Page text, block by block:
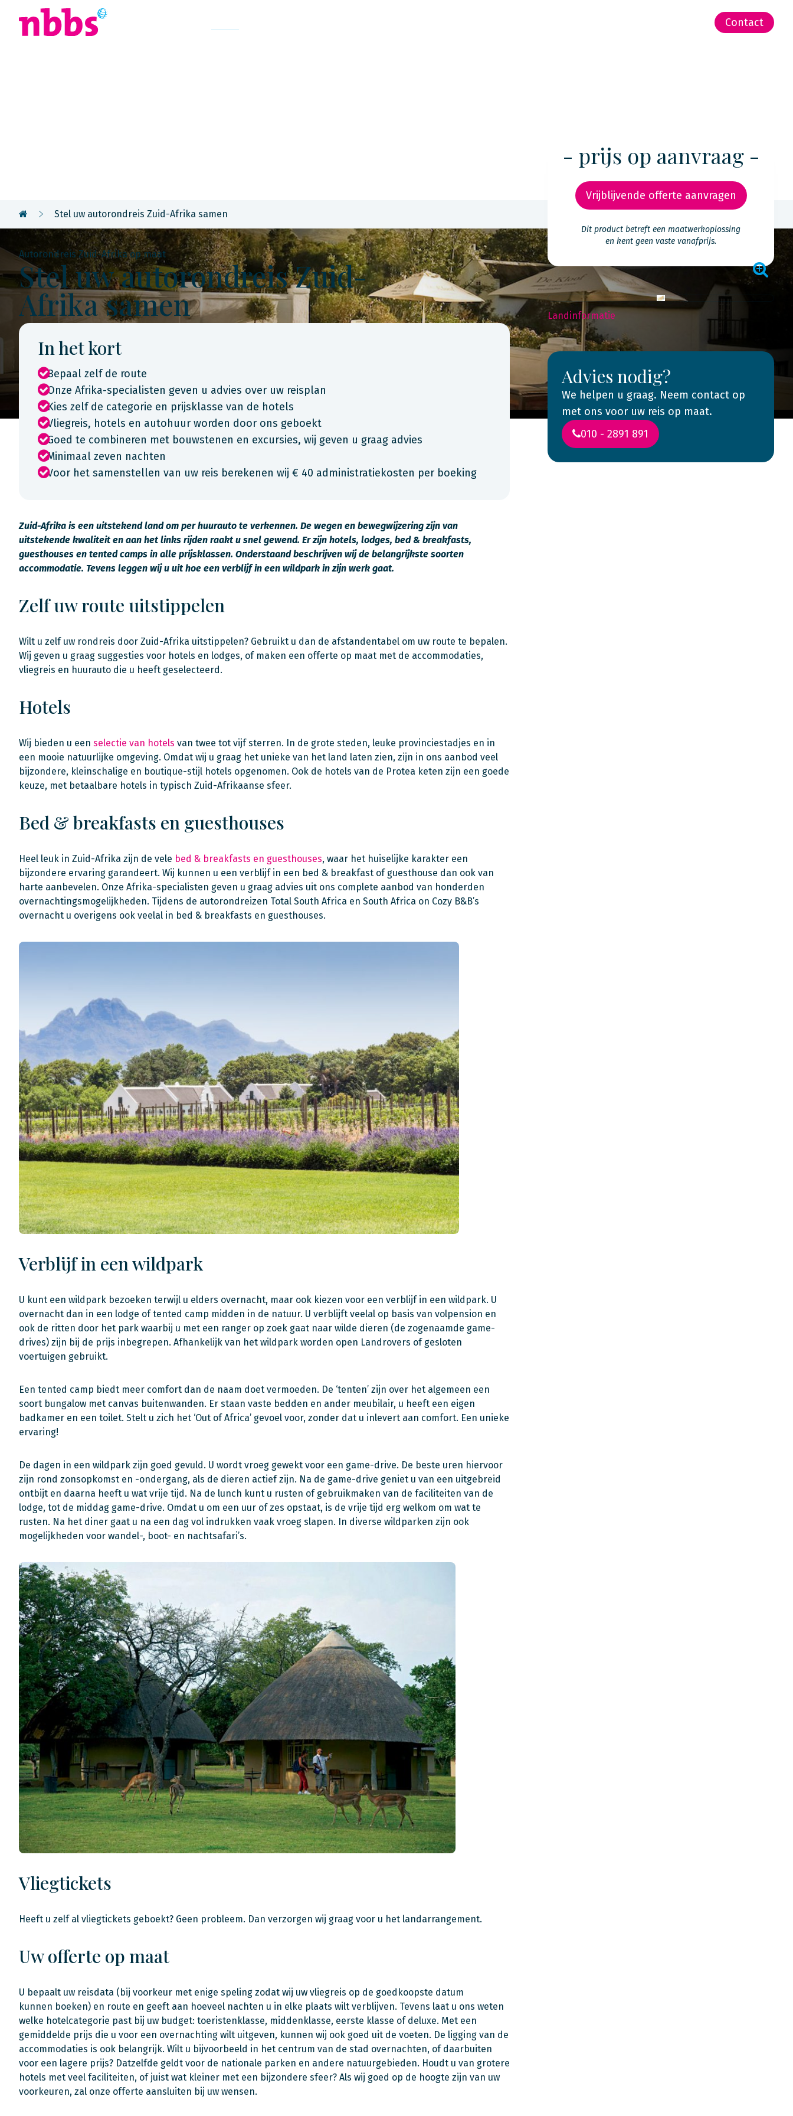
Contact
Stel uw autorondreis Zuid-Afrika samen
Autorondreis Zuid-Afrika op maat
Stel uw autorondreis Zuid-
Afrika samen
In het kort
Bepaal zelf de route
Onze Afrika-specialisten geven u advies over uw reisplan
Kies zelf de categorie en prijsklasse van de hotels
Vliegreis, hotels en autohuur worden door ons geboekt
Goed te combineren met bouwstenen en excursies, wij geven u graag advies
Minimaal zeven nachten
Voor het samenstellen van uw reis berekenen wij € 40 administratiekosten per boeking
Zuid-Afrika is een uitstekend land om per huurauto te verkennen. De wegen en bewegwijzering zijn van
uitstekende kwaliteit en aan het links rijden raakt u snel gewend. Er zijn hotels, lodges, bed & breakfasts,
guesthouses en tented camps in alle prijsklassen. Onderstaand beschrijven wij de belangrijkste soorten
accommodatie. Tevens leggen wij u uit hoe een verblijf in een wildpark in zijn werk gaat.
Zelf uw route uitstippelen
Wilt u zelf uw rondreis door Zuid-Afrika uitstippelen? Gebruikt u dan de afstandentabel om uw route te bepalen.
Wij geven u graag suggesties voor hotels en lodges, of maken een offerte op maat met de accommodaties,
vliegreis en huurauto die u heeft geselecteerd.
Hotels
Wij bieden u een selectie van hotels van twee tot vijf sterren. In de grote steden, leuke provinciestadjes en in
een mooie natuurlijke omgeving. Omdat wij u graag het unieke van het land laten zien, zijn in ons aanbod veel
bijzondere, kleinschalige en boutique-stijl hotels opgenomen. Ook de hotels van de Protea keten zijn een goede
keuze, met betaalbare hotels in typisch Zuid-Afrikaanse sfeer.
Bed & breakfasts en guesthouses
Heel leuk in Zuid-Afrika zijn de vele bed & breakfasts en guesthouses, waar het huiselijke karakter een
bijzondere ervaring garandeert. Wij kunnen u een verblijf in een bed & breakfast of guesthouse dan ook van
harte aanbevelen. Onze Afrika-specialisten geven u graag advies uit ons complete aanbod van honderden
overnachtingsmogelijkheden. Tijdens de autorondreizen Total South Africa en South Africa on Cozy B&B’s
overnacht u overigens ook veelal in bed & breakfasts en guesthouses.
Verblijf in een wildpark
U kunt een wildpark bezoeken terwijl u elders overnacht, maar ook kiezen voor een verblijf in een wildpark. U
overnacht dan in een lodge of tented camp midden in de natuur. U verblijft veelal op basis van volpension en
ook de ritten door het park waarbij u met een ranger op zoek gaat naar wilde dieren (de zogenaamde game-
drives) zijn bij de prijs inbegrepen. Afhankelijk van het wildpark worden open Landrovers of gesloten
voertuigen gebruikt.
Een tented camp biedt meer comfort dan de naam doet vermoeden. De ‘tenten’ zijn over het algemeen een
soort bungalow met canvas buitenwanden. Er staan vaste bedden en ander meubilair, u heeft een eigen
badkamer en een toilet. Stelt u zich het ‘Out of Africa’ gevoel voor, zonder dat u inlevert aan comfort. Een unieke
ervaring!
De dagen in een wildpark zijn goed gevuld. U wordt vroeg gewekt voor een game-drive. De beste uren hiervoor
zijn rond zonsopkomst en -ondergang, als de dieren actief zijn. Na de game-drive geniet u van een uitgebreid
ontbijt en daarna heeft u wat vrije tijd. Na de lunch kunt u rusten of gebruikmaken van de faciliteiten van de
lodge, tot de middag game-drive. Omdat u om een uur of zes opstaat, is de vrije tijd erg welkom om wat te
rusten. Na het diner gaat u na een dag vol indrukken vaak vroeg slapen. In diverse wildparken zijn ook
mogelijkheden voor wandel-, boot- en nachtsafari’s.
Vliegtickets
Heeft u zelf al vliegtickets geboekt? Geen probleem. Dan verzorgen wij graag voor u het landarrangement.
Uw offerte op maat
U bepaalt uw reisdata (bij voorkeur met enige speling zodat wij uw vliegreis op de goedkoopste datum
kunnen boeken) en route en geeft aan hoeveel nachten u in elke plaats wilt verblijven. Tevens laat u ons weten
welke hotelcategorie past bij uw budget: toeristenklasse, middenklasse, eerste klasse of deluxe. Met een
gemiddelde prijs die u voor een overnachting wilt uitgeven, kunnen wij ook goed uit de voeten. De ligging van de
accommodaties is ook belangrijk. Wilt u bijvoorbeeld in het centrum van de stad overnachten, of daarbuiten
voor een lagere prijs? Datzelfde geldt voor de nationale parken en andere natuurgebieden. Houdt u van grotere
hotels met veel faciliteiten, of juist wat kleiner met een bijzondere sfeer? Als wij goed op de hoogte zijn van uw
voorkeuren, zal onze offerte aansluiten bij uw wensen.
- prijs op aanvraag -
Vrijblijvende offerte aanvragen
Dit product betreft een maatwerkoplossing
en kent geen vaste vanafprijs.
Landinformatie
Advies nodig?
We helpen u graag. Neem contact op
met ons voor uw reis op maat.
010 - 2891 891